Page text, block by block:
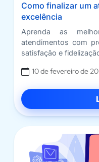
Como finalizar um
excelência
Aprenda as
atendimentos com
satisfação e
10 de fevereiro de